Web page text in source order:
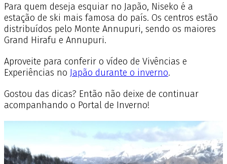
Para quem deseja esquiar no Japão, Niseko é a
estação de ski mais famosa do país. Os centros estão
distribuídos pelo Monte Annupuri, sendo os maiores
Grand Hirafu e Annupuri.
Aproveite para conferir o vídeo de Vivências e
Experiências no Japão durante o inverno.
Gostou das dicas? Então não deixe de continuar
acompanhando o Portal de Inverno!